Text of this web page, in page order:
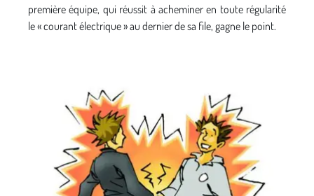
première équipe, qui réussit à acheminer en toute régularité
le « courant électrique » au dernier de sa file, gagne le point.